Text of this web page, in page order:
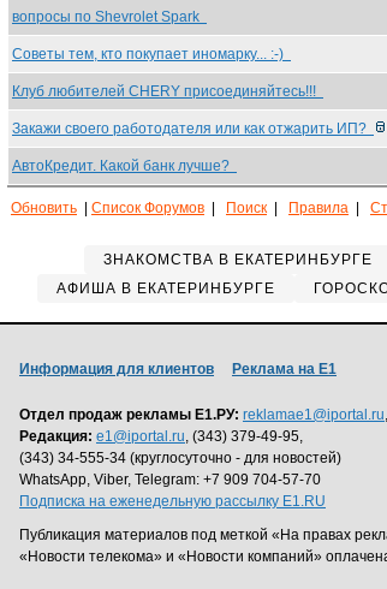
вопросы по Shevrolet Spark
Советы тем, кто покупает иномарку... :-)
Клуб любителей CHERY присоединяйтесь!!!
Закажи своего работодателя или как отжарить ИП?
АвтоКредит. Какой банк лучше?
Обновить Список Форумов Поиск Правила
ЗНАКОМСТВА В ЕКАТЕРИНБУРГЕ
АФИША В ЕКАТЕРИНБУРГЕ
Информация для клиентов Реклама на Е1
Отдел продаж рекламы Е1.РУ: reklamae1@iportal.ru
Редакция: e1@iportal.ru, (343) 379-49-95,
(343) 34-555-34 (круглосуточно - для новостей)
WhatsApp, Viber, Telegram: +7 909 704-57-70
Подписка на еженедельную рассылку E1.RU
Публикация материалов под меткой «На правах
«Новости телекома» и «Новости компаний»